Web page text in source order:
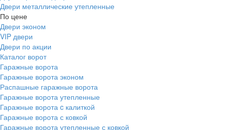
Двери металлические утепленные
По цене
Двери эконом
VIP двери
Двери по акции
Каталог ворот
Гаражные ворота
Гаражные ворота эконом
Распашные гаражные ворота
Гаражные ворота утепленные
Гаражные ворота c калиткой
Гаражные ворота с ковкой
Гаражные ворота утепленные с ковкой